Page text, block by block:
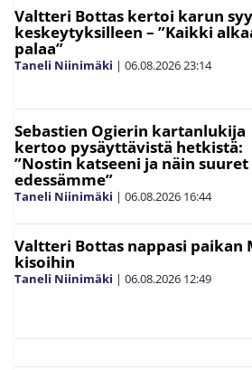
Valtteri Bottas kertoi karun
keskeytyksilleen – ”Kaikki
palaa”
Taneli Niinimäki | 06.08.202623:14
Sebastien Ogierin kartanlukija
kertoo pysäyttävistä hetkistä:
”Nostin katseeni ja näin
edessämme”
Taneli Niinimäki | 06.08.2026 16:44
Valtteri Bottas nappasi paikan
kisoihin
Taneli Niinimäki | 06.08.2026 12:49